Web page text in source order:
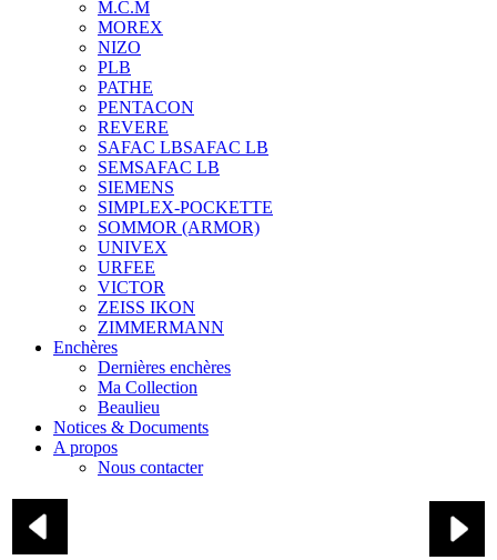
M.C.M
MOREX
NIZO
PLB
PATHE
PENTACON
REVERE
SAFAC LBSAFAC LB
SEMSAFAC LB
SIEMENS
SIMPLEX-POCKETTE
SOMMOR (ARMOR)
UNIVEX
URFEE
VICTOR
ZEISS IKON
ZIMMERMANN
Enchères
Dernières enchères
Ma Collection
Beaulieu
Notices & Documents
A propos
Nous contacter